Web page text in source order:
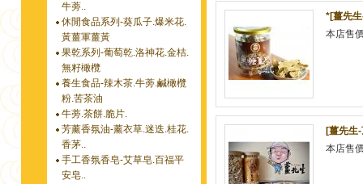
牛蒡..
休閒食品系列-葵瓜子.爆米花.
黃薑軍薑黃
果乾系列-葡萄乾.洛神花.金桔.
無籽橄欖
養生食品-辣木茶.牛蒡.鹹橄欖
粉.苦茶油
牛蒡.茶餅.脆片.
芳薰香氛油-薰衣草.迷迭.桂花.
香茅..
手工香氛香皂-艾草皂.百福平
安皂..
*[薑先
本店售
[薑先生
本店售